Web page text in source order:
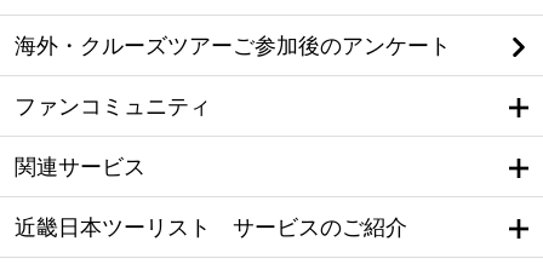
海外・クルーズツアーご参加後のアンケート
ファンコミュニティ
関連サービス
近畿日本ツーリスト サービスのご紹介